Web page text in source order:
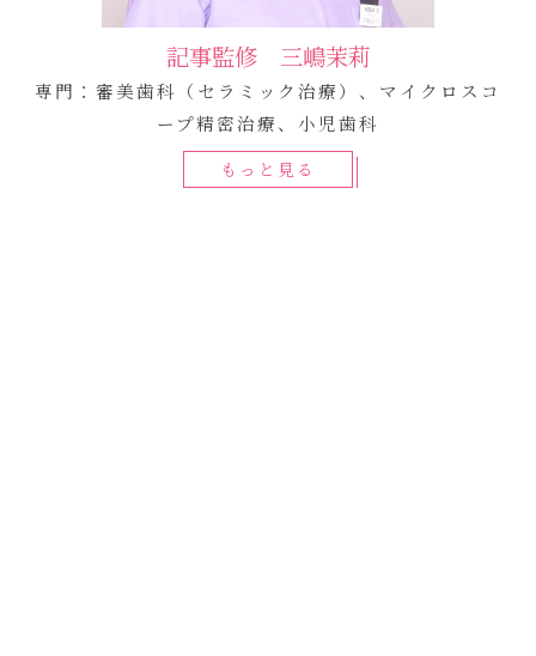
記事監修 三嶋茉莉
専門：審美歯科（セラミック治療）、マイクロスコ
ープ精密治療、小児歯科
もっと見る